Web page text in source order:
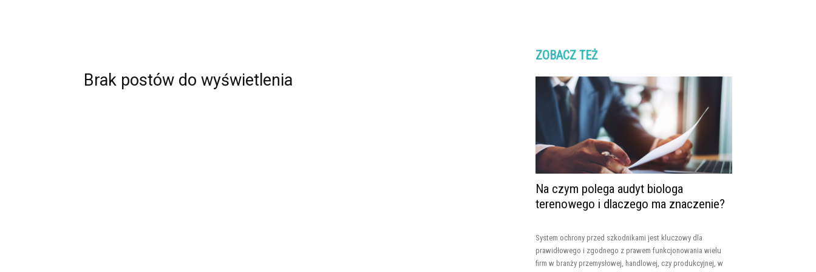
Brak postów do wyświetlenia
ZOBACZ TEŻ
Na czym polega audyt biologa
terenowego i dlaczego ma znaczenie?
System ochrony przed szkodnikami jest kluczowy dla
prawidłowego i zgodnego z prawem funkcjonowania wielu
firm w branży przemysłowej, handlowej, czy produkcyjnej, w